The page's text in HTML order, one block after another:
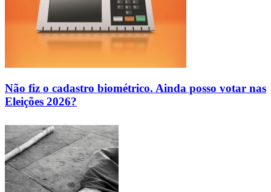
Não fiz o cadastro biométrico. Ainda posso votar nas
Eleições 2026?